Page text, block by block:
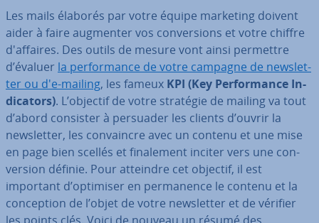
Les mails élaborés par votre équipe marketing doivent
aider à faire augmenter vos con­ver­sions et votre chiffre
d'af­faires. Des outils de mesure vont ainsi permettre
d’évaluer la per­for­mance de votre campagne de news­let­
ter ou d'e-mailing, les fameux KPI (Key Per­for­mance In­
di­ca­tors). L’objectif de votre stratégie de mailing va tout
d’abord consister à persuader les clients d’ouvrir la
news­let­ter, les con­vaincre avec un contenu et une mise
en page bien scellés et fi­na­le­ment inciter vers une con­
ver­sion définie. Pour atteindre cet objectif, il est
important d’optimiser en per­ma­nence le contenu et la
con­cep­tion de l’objet de votre news­let­ter et de vérifier